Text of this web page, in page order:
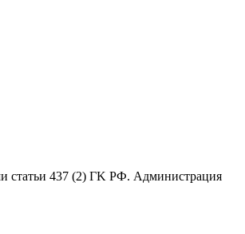
статьи 437 (2) ГK РФ. Администрация